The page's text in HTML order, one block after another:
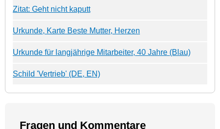
Zitat: Geht nicht kaputt
Urkunde, Karte Beste Mutter, Herzen
Urkunde für langjährige Mitarbeiter, 40 Jahre (Blau)
Schild 'Vertrieb' (DE, EN)
Fragen und Kommentare